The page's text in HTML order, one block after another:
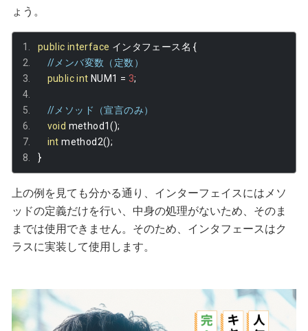
ょう。
public interface インタフェース名 {
//メンバ変数（定数）
public int NUM1 = 3;
//メソッド（宣言のみ）
void method1();
int method2();
}
上の例を見ても分かる通り、インターフェイスにはメソ
ッドの定義だけを行い、中身の処理がないため、そのま
までは使用できません。そのため、インタフェースはク
ラスに実装して使用します。